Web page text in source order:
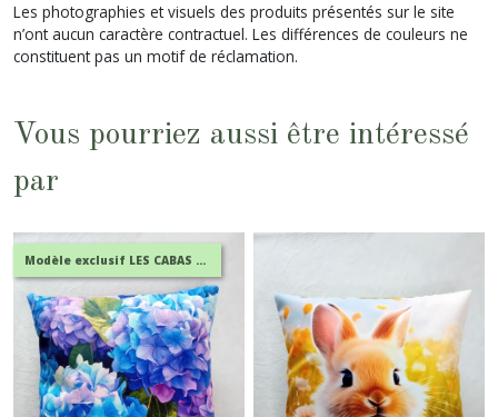
Les photographies et visuels des produits présentés sur le site
n’ont aucun caractère contractuel. Les différences de couleurs ne
constituent pas un motif de réclamation.
Vous pourriez aussi être intéressé
par
Modèle exclusif LES CABAS EN FOLIE